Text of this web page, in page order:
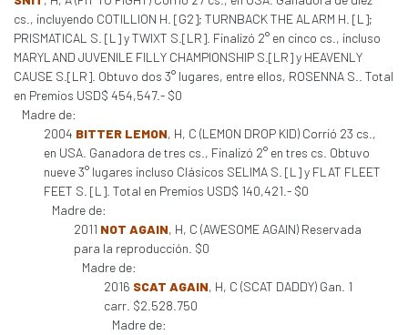
cs., incluyendo COTILLION H. [G2]; TURNBACK THE ALARM H. [L];
PRISMATICAL S. [L] y TWIXT S.[LR]. Finalizó 2° en cinco cs., incluso
MARYLAND JUVENILE FILLY CHAMPIONSHIP S.[LR] y HEAVENLY
CAUSE S.[LR]. Obtuvo dos 3° lugares, entre ellos, ROSENNA S.. Total
en Premios USD$ 454,547.- $0
Madre de:
2004 BITTER LEMON, H, C (LEMON DROP KID) Corrió 23 cs.,
en USA. Ganadora de tres cs., Finalizó 2° en tres cs. Obtuvo
nueve 3° lugares incluso Clásicos SELIMA S. [L] y FLAT FLEET
FEET S. [L]. Total en Premios USD$ 140,421.- $0
Madre de:
2011 NOT AGAIN, H, C (AWESOME AGAIN) Reservada
para la reproducción. $0
Madre de:
2016 SCAT AGAIN, H, C (SCAT DADDY) Gan. 1
carr. $2.528.750
Madre de: